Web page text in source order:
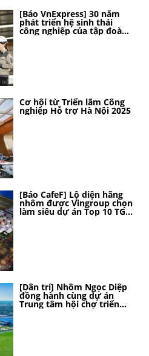
[Báo VnExpress] 30 năm
phát triển hệ sinh thái
công nghiệp của tập đoàn
Ngọc Diệp
Cơ hội từ Triển lãm Công
nghiệp Hỗ trợ Hà Nội 2025
[Báo CafeF] Lộ diện hãng
nhôm được Vingroup chọn
làm siêu dự án Top 10 TG,
thi công thần tốc, 4 tháng
[Dân trí] Nhôm Ngọc Diệp
đồng hành cùng dự án
Trung tâm hội chợ triển
lãm Quốc gia